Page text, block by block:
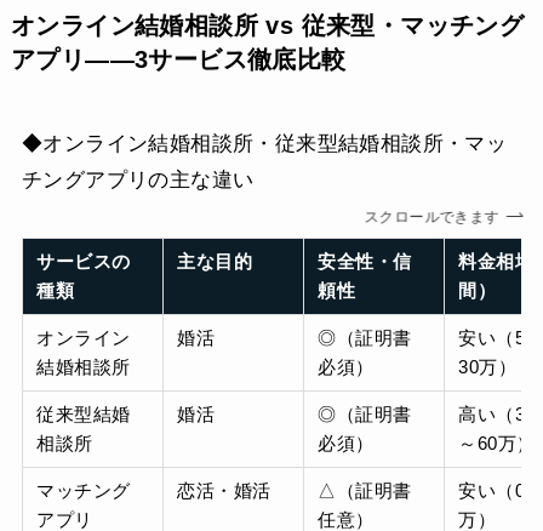
オンライン結婚相談所 vs 従来型・マッチング
アプリ——3サービス徹底比較
◆オンライン結婚相談所・従来型結婚相談所・マッ
チングアプリの主な違い
スクロールできます
サービスの
種類
主な目的
安全性・信
頼性
料金相場
間）
オンライン
結婚相談所
婚活
◎（証明書
必須）
安い（5
30万）
従来型結婚
相談所
婚活
◎（証明書
必須）
高い（30
～60万）
マッチング
アプリ
恋活・婚活
△（証明書
任意）
安い（0
万）